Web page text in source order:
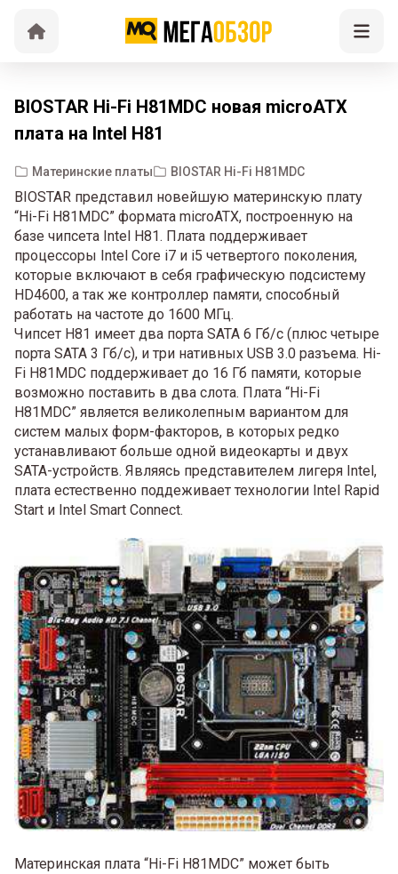
BIOSTAR Hi-Fi H81MDC новая microATX
плата на Intel H81
Материнские платы BIOSTAR Hi-Fi H81MDC
BIOSTAR представил новейшую материнскую плату
“Hi-Fi H81MDC” формата microATX, построенную на
базе чипсета Intel H81. Плата поддерживает
процессоры Intel Core i7 и i5 четвертого поколения,
которые включают в себя графическую подсистему
HD4600, а так же контроллер памяти, способный
работать на частоте до 1600 МГц.
Чипсет H81 имеет два порта SATA 6 Гб/с (плюс четыре
порта SATA 3 Гб/с), и три нативных USB 3.0 разъема. Hi-
Fi H81MDC поддерживает до 16 Гб памяти, которые
возможно поставить в два слота. Плата “Hi-Fi
H81MDC” является великолепным вариантом для
систем малых форм-факторов, в которых редко
устанавливают больше одной видеокарты и двух
SATA-устройств. Являясь представителем лигеря Intel,
плата естественно поддеживает технологии Intel Rapid
Start и Intel Smart Connect.
Материнская плата “Hi-Fi H81MDC” может быть